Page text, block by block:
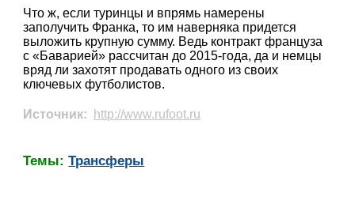
Что ж, если туринцы и впрямь намерены
заполучить Франка, то им наверняка придется
выложить крупную сумму. Ведь контракт француза
с «Баварией» рассчитан до 2015-года, да и немцы
вряд ли захотят продавать одного из своих
ключевых футболистов.
Источник: http://www.rufoot.ru
Темы:Трансферы